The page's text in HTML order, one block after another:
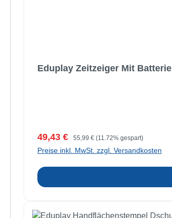
Eduplay Zeitzeiger Mit Batterie
Verkaufspreis:
49,43 € Regulärer Preis:
55,99 € (11.72% gespart)
Preise inkl. MwSt. zzgl. Versandkosten